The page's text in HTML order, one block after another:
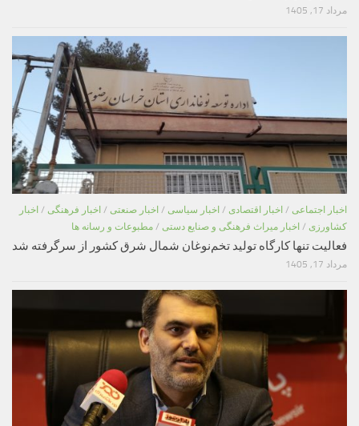
مرداد 17, 1405
اخبار اجتماعی / اخبار اقتصادی / اخبار سیاسی / اخبار صنعتی / اخبار فرهنگی / اخبار
کشاورزی / اخبار میراث فرهنگی و صنایع دستی / مطبوعات و رسانه ها
فعالیت تنها کارگاه تولید تخم‌نوغان شمال شرق کشور از سرگرفته شد
مرداد 17, 1405